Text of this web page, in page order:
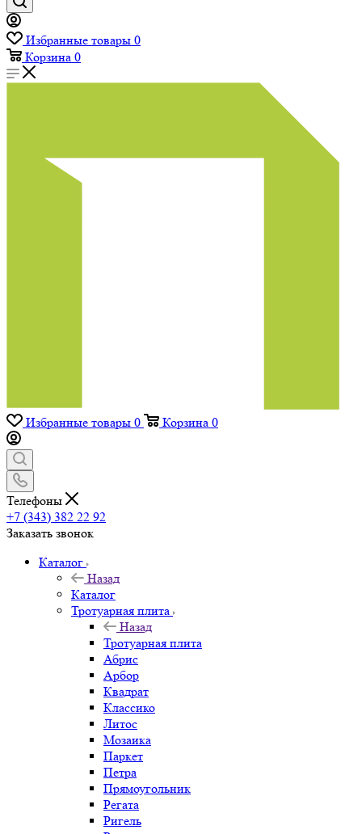
Избранные товары 0
Корзина 0
Избранные товары 0 Корзина 0
Телефоны
+7 (343) 382 22 92
Заказать звонок
Каталог
Назад
Каталог
Тротуарная плита
Назад
Тротуарная плита
Абрис
Арбор
Квадрат
Классико
Литос
Мозаика
Паркет
Петра
Прямоугольник
Регата
Ригель